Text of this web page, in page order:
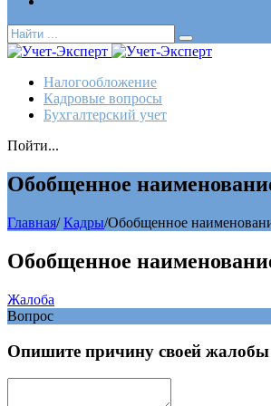
Налогообложение
Кадровые вопросы
Бухгалтерский учет
Пойти...
Обобщенное
Главная/ Кадры/Обобщенное
Обобщенное
Жалоба
Вопрос
Опишите причину своей жалобы